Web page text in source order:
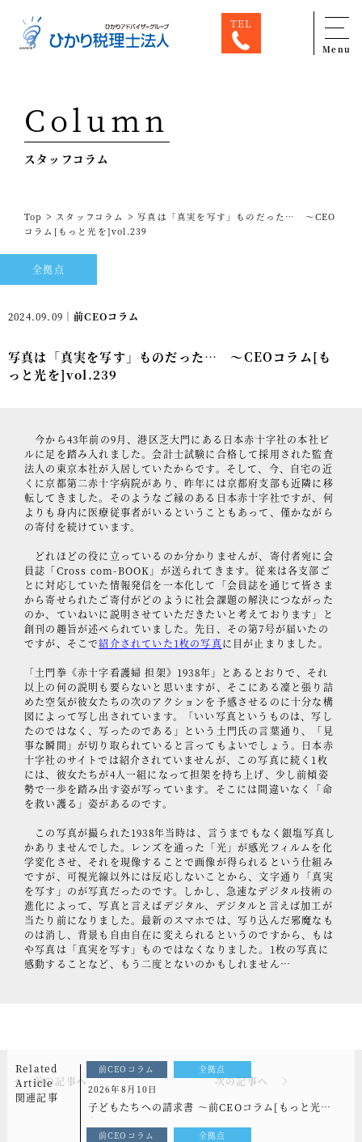
TEL
Menu
専門家一覧
ひかり税理士法人について
サービス
出版物
コラム
HAGレポート
採用情報
税理士変更をお考えの方
メールマガジン登録
ニュース
Twitter
Facebook
Column
スタッフコラム
Top > スタッフコラム >写真は「真実を写す」ものだった… ～CEO
コラム[もっと光を]vol.239
全拠点
2024.09.09｜前CEOコラム
写真は「真実を写す」ものだった… ～CEOコラム[も
っと光を]vol.239
今から43年前の9月、港区芝大門にある日本赤十字社の本社ビ
ルに足を踏み入れました。会計士試験に合格して採用された監査
法人の東京本社が入居していたからです。そして、今、自宅の近
くに京都第二赤十字病院があり、昨年には京都府支部も近隣に移
転してきました。そのようなご縁のある日本赤十字社ですが、何
よりも身内に医療従事者がいるということもあって、僅かながら
の寄付を続けています。
どれほどの役に立っているのか分かりませんが、寄付者宛に会
員誌「Cross com-BOOK」が送られてきます。従来は各支部ご
とに対応していた情報発信を一本化して「会員誌を通じて皆さま
から寄せられたご寄付がどのように社会課題の解決につながった
のか、ていねいに説明させていただきたいと考えております」と
創刊の趣旨が述べられていました。先日、その第7号が届いたの
ですが、そこで紹介されていた1枚の写真に目が止まりました。
「土門拳《赤十字看護婦 担架》1938年」とあるとおりで、それ
以上の何の説明も要らないと思いますが、そこにある凜と張り詰
めた空気が彼女たちの次のアクションを予感させるのに十分な構
図によって写し出されています。「いい写真というものは、写し
たのではなく、写ったのである」という土門氏の言葉通り、「見
事な瞬間」が切り取られていると言ってもよいでしょう。日本赤
十字社のサイトでは紹介されていませんが、この写真に続く1枚
には、彼女たちが4人一組になって担架を持ち上げ、少し前傾姿
勢で一歩を踏み出す姿が写っています。そこには間違いなく「命
を救い護る」姿があるのです。
この写真が撮られた1938年当時は、言うまでもなく銀塩写真し
かありませんでした。レンズを通った「光」が感光フィルムを化
学変化させ、それを現像することで画像が得られるという仕組み
ですが、可視光線以外には反応しないことから、文字通り「真実
を写す」のが写真だったのです。しかし、急速なデジタル技術の
進化によって、写真と言えばデジタル、デジタルと言えば加工が
当たり前になりました。最新のスマホでは、写り込んだ邪魔なも
のは消し、背景も自由自在に変えられるというのですから、もは
や写真は「真実を写す」ものではなくなりました。1枚の写真に
感動することなど、もう二度とないのかもしれません…
前の記事へ 次の記事へ
Related
Article
関連記事
前CEOコラム 全拠点
2026年8月10日
子どもたちへの請求書 ～前CEOコラム[もっと光
を]vol.340
前CEOコラム 全拠点